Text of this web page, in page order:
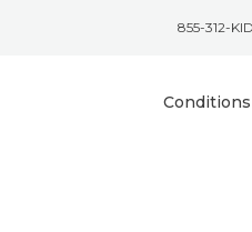
855-312-
Conditions